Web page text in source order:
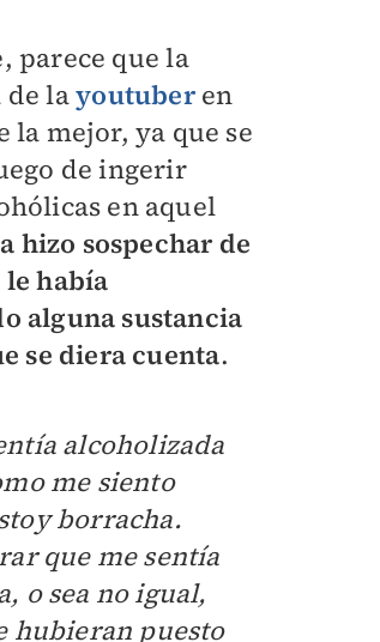
parece que la
de layoutuberen
la mejor, ya que se
de ingerir
en aquel
hizo sospechar de
había
alguna sustancia
se diera cuenta.
alcoholizada
me siento
borracha.
que me sentía
o sea no igual,
hubieran puesto